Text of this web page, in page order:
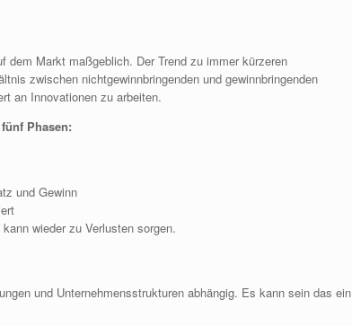
dem Markt maßgeblich. Der Trend zu immer kürzeren
zwischen nichtgewinnbringenden und gewinnbringenden
an Innovationen zu arbeiten.
Phasen:
und Gewinn
wieder zu Verlusten sorgen.
und Unternehmensstrukturen abhängig. Es kann sein das ein